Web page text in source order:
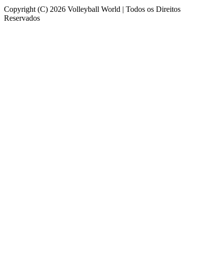
Copyright (C) 2026 Volleyball World | Todos os Direitos
Reservados